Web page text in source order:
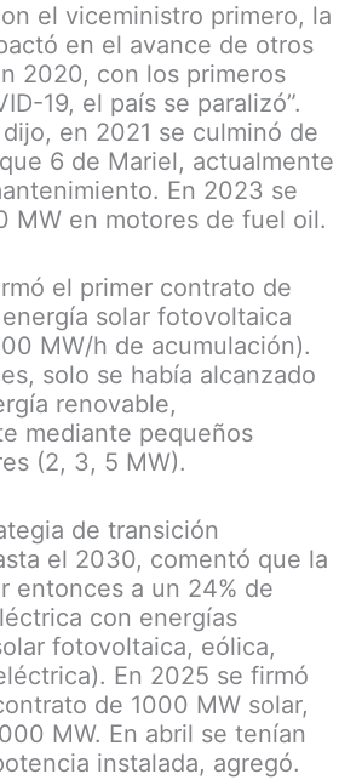
el viceministro primero, la
en el avance de otros
2020, con los primeros
19, el país se paralizó”.
en 2021 se culminó de
6 de Mariel, actualmente
En 2023 se
MW en motores de fuel oil.
el primer contrato de
solar fotovoltaica
MW/h de acumulación).
solo se había alcanzado
renovable,
mediante pequeños
(2, 3, 5 MW).
de transición
el 2030, comentó que la
entonces a un 24% de
con energías
fotovoltaica, eólica,
En 2025 se firmó
de 1000 MW solar,
MW. En abril se tenían
instalada, agregó.